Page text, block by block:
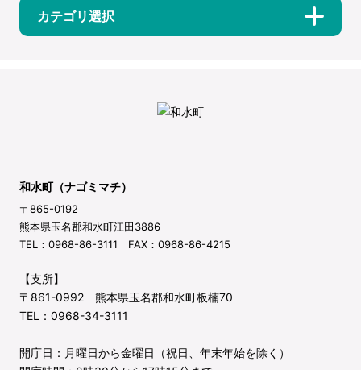
カテゴリ選択
和水町（ナゴミマチ）
〒865-0192
熊本県玉名郡和水町江田3886
TEL：0968-86-3111 FAX：0968-86-4215
【支所】
〒861-0992 熊本県玉名郡和水町板楠70
TEL：0968-34-3111
開庁日：月曜日から金曜日（祝日、年末年始を除く）